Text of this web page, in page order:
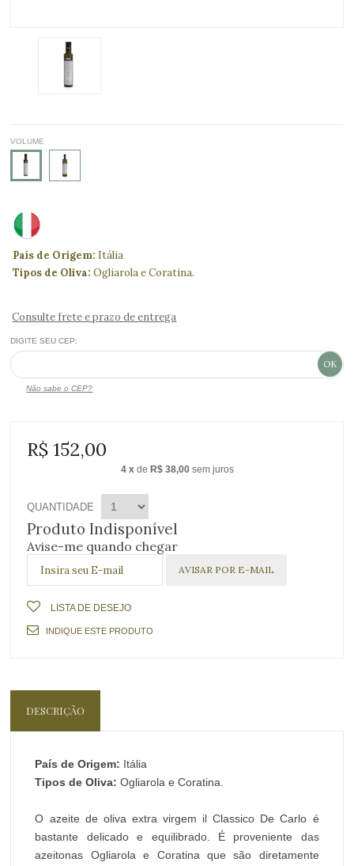
VOLUME
País de Origem: Itália
Tipos de Oliva:Ogliarola e Coratina.
Consulte frete e prazo de entrega
DIGITE SEU CEP:
Não sabe o CEP?
R$ 152,00
4 x de R$ 38,00 sem juros
QUANTIDADE
Produto Indisponível
Avise-me quando chegar
LISTA DE DESEJO
INDIQUE ESTE PRODUTO
DESCRIÇÃO
País de Origem: Itália
Tipos de Oliva:Ogliarola e Coratina.
O azeite de oliva extra virgem il Classico De Carlo é
bastante delicado e equilibrado. É proveniente das
azeitonas Ogliarola e Coratina que são diretamente